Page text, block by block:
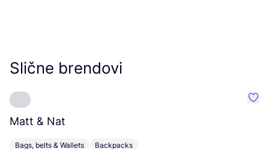
Slične brendovi
Matt & Nat
Bags, belts & Wallets Backpacks